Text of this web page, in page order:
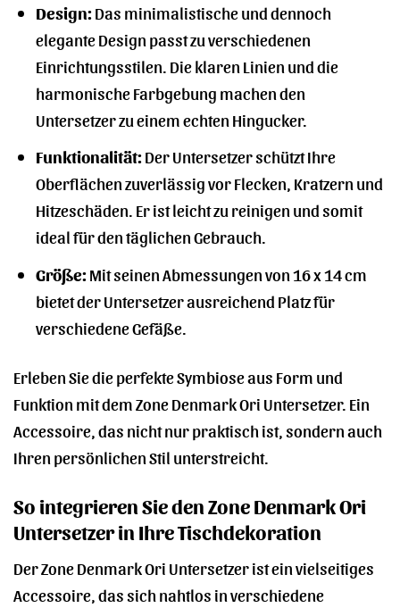
Design:Das minimalistische und dennoch
elegante Design passt zu verschiedenen
Einrichtungsstilen. Die klaren Linien und die
harmonische Farbgebung machen den
Untersetzer zu einem echten Hingucker.
Funktionalität:Der Untersetzer schützt Ihre
Oberflächen zuverlässig vor Flecken, Kratzern und
Hitzeschäden. Er ist leicht zu reinigen und somit
ideal für den täglichen Gebrauch.
Größe:Mit seinen Abmessungen von 16 x 14 cm
bietet der Untersetzer ausreichend Platz für
verschiedene Gefäße.
Erleben Sie die perfekte Symbiose aus Form und
Funktion mit dem Zone Denmark Ori Untersetzer. Ein
Accessoire, das nicht nur praktisch ist, sondern auch
Ihren persönlichen Stil unterstreicht.
So integrieren Sie den Zone Denmark Ori
Untersetzer in Ihre Tischdekoration
Der Zone Denmark Ori Untersetzer ist ein vielseitiges
Accessoire, das sich nahtlos in verschiedene